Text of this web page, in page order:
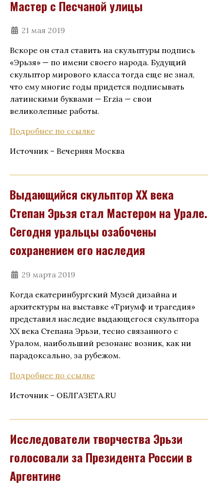
Мастер с Песчаной улицы
21 мая 2019
Вскоре он стал ставить на скульптуры подпись
«Эрьзя» — по имени своего народа. Будущий
скульптор мирового класса тогда еще не знал,
что ему многие годы придется подписывать
латинскими буквами — Erzia — свои
великолепные работы.
Подробнее по ссылке
Источник – Вечерняя Москва
Выдающийся скульптор ХХ века
Степан Эрьзя стал Мастером на Урале.
Сегодня уральцы озабочены
сохранением его наследия
29 марта 2019
Когда екатеринбургский Музей дизайна и
архитектуры на выставке «Триумф и трагедия»
представил наследие выдающегося скульптора
ХХ века Степана Эрьзи, тесно связанного с
Уралом, наибольший резонанс возник, как ни
парадоксально, за рубежом.
Подробнее по ссылке
Источник – ОБЛГАЗЕТА.RU
Исследователи творчества Эрьзи
голосовали за Президента России в
Аргентине